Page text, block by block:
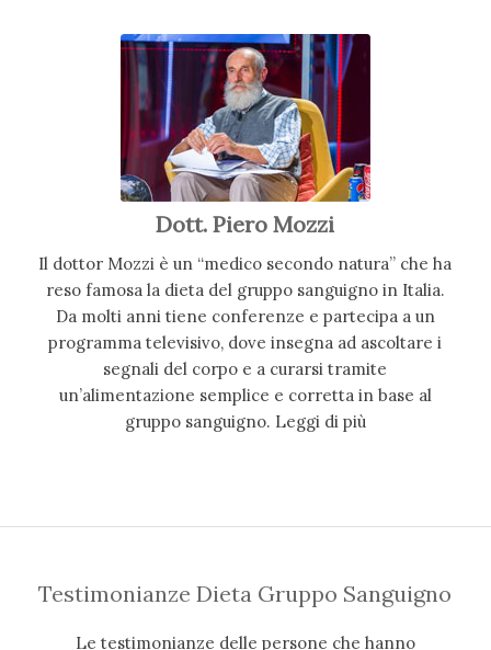
Dott. Piero Mozzi
Il dottor Mozzi è un “medico secondo natura” che ha
reso famosa la dieta del gruppo sanguigno in Italia.
Da molti anni tiene conferenze e partecipa a un
programma televisivo, dove insegna ad ascoltare i
segnali del corpo e a curarsi tramite
un’alimentazione semplice e corretta in base al
gruppo sanguigno. Leggi di più
Testimonianze Dieta Gruppo Sanguigno
Le testimonianze delle persone che hanno